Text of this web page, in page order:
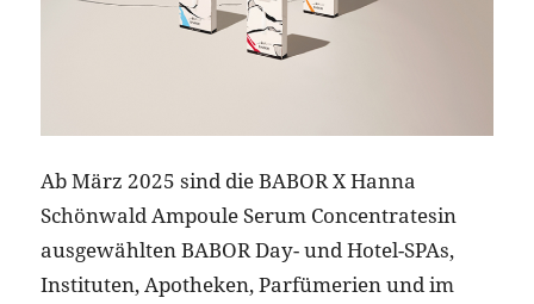
Ab März 2025 sind die BABOR X Hanna
Schönwald Ampoule Serum Concentratesin
ausgewählten BABOR Day- und Hotel-SPAs,
Instituten, Apotheken, Parfümerien und im